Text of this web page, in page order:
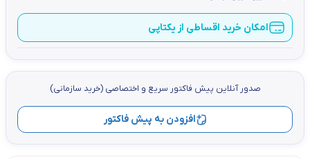
امکان خرید اقساطی از یکتاپی
صدور آنلاین پيش فاكتور سریع و اختصاصي (خرید سازمانی)
افزودن به پیش فاکتور